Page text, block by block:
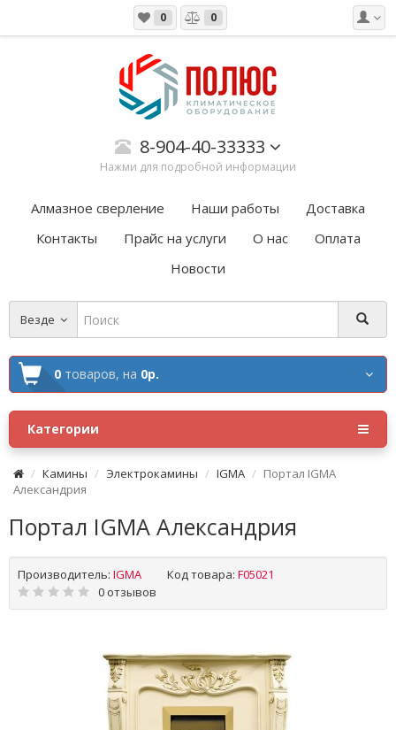
0 0
8-904-40-33333
Нажми для подробной информации
Алмазное сверление Наши работы
Доставка
Контакты
Прайс на услуги О нас
Оплата
Новости
Везде
0 товаров, на 0р.
Категории
Камины Электрокамины IGMA
Портал IGMA
Александрия
Портал IGMA Александрия
Производитель: IGMA Код товара: F05021
0 отзывов